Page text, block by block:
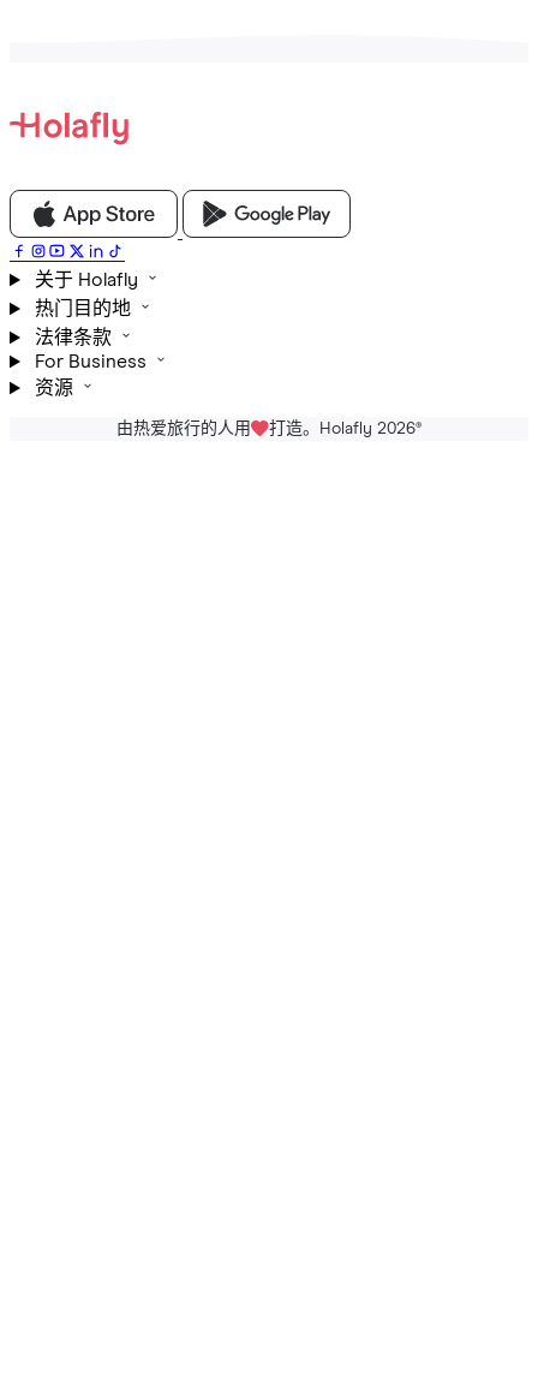
关于 Holafly
热门目的地
法律条款
For Business
资源
由热爱旅行的人用 打造。Holafly 2026®